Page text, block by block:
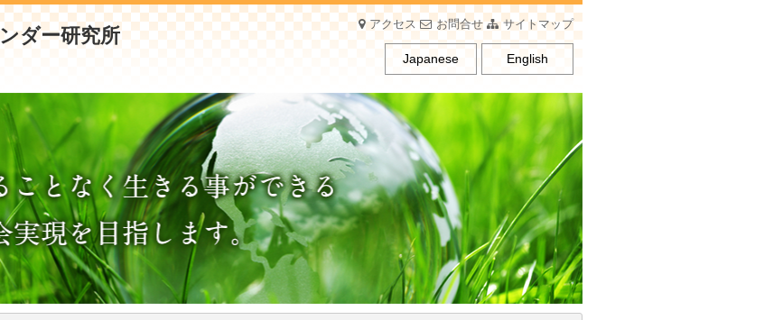
アクセス お問合せ サイトマップ
English
Japanese